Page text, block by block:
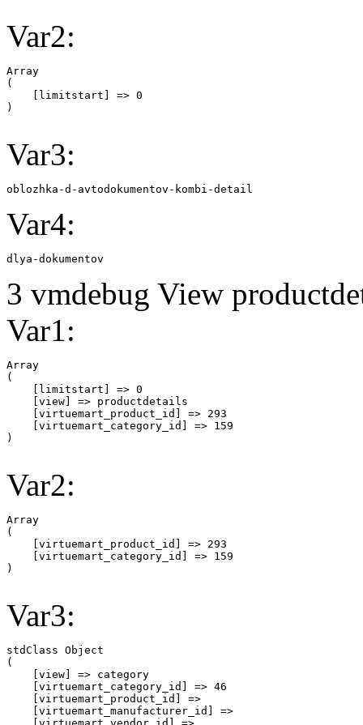
Var2:
Array
(
    [limitstart] => 0
Var3:
oblozhka-d-avtodokumentov-kombi-detail
Var4:
dlya-dokumentov
3 vmdebug View
Var1:
Array
(
    [limitstart] => 0
    [view] => productdetails
    [virtuemart_product_id] => 293
    [virtuemart_category_id] => 159
Var2:
Array
(
    [virtuemart_product_id] => 293
    [virtuemart_category_id] => 159
Var3:
stdClass Object
(
    [view] => category
    [virtuemart_category_id] => 46
    [virtuemart_product_id] =>
    [virtuemart_manufacturer_id] =>